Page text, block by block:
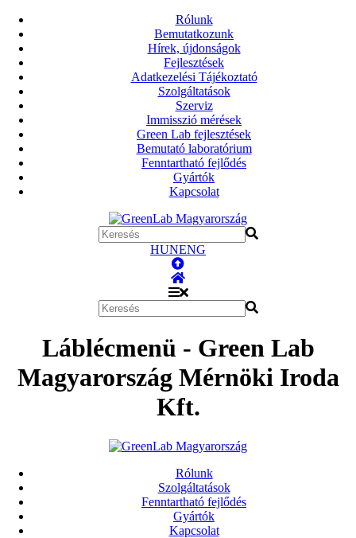
Rólunk
Bemutatkozunk
Hírek, újdonságok
Fejlesztések
Adatkezelési Tájékoztató
Szolgáltatások
Szerviz
Immisszió mérések
Green Lab fejlesztések
Bemutató laboratórium
Fenntartható fejlődés
Gyártók
Kapcsolat
HUNENG
Láblécmenü - Green Lab
Magyarország Mérnöki Iroda
Kft.
Rólunk
Szolgáltatások
Fenntartható fejlődés
Gyártók
Kapcsolat